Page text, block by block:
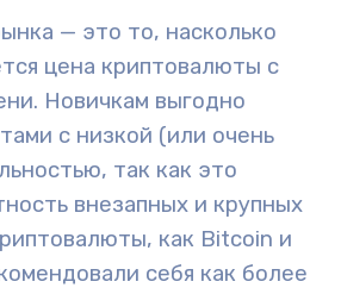
— это то, насколько
цена криптовалюты с
Новичкам выгодно
с низкой (или очень
так как это
внезапных и крупных
как Bitcoin и
себя как более